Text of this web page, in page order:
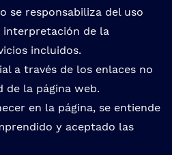
se responsabiliza del uso
de la
incluidos.
a través de los enlaces no
de la página web.
en la página, se entiende
y aceptado las